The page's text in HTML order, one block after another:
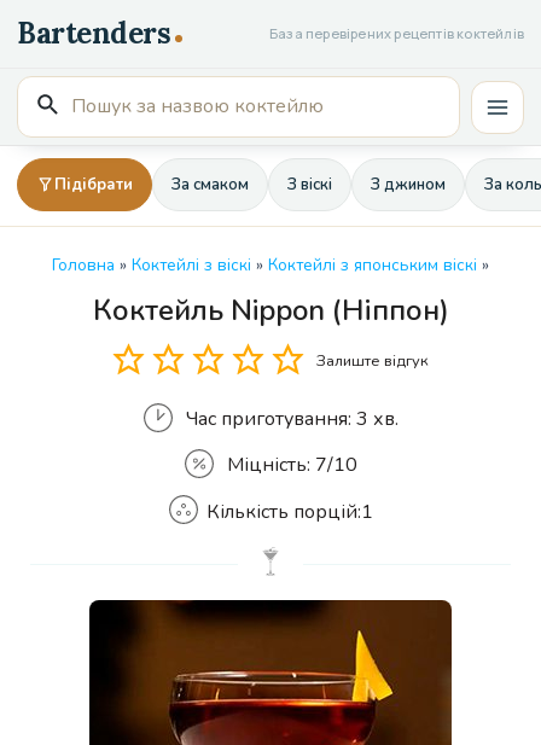
до
вмісту
База перевірених рецептів коктейлів
Пошук
для:
Підібрати За смаком З віскі З джином За
Головна » Коктейлі з віскі » Коктейлі з японським віскі »
Коктейль Nippon (Ніппон)
Залиште відгук
Час приготування: 3 хв.
Міцність: 7/10
Кількість
Кількість порцій:1